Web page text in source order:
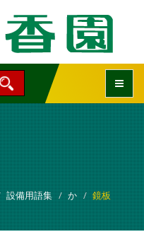
設備用語集 か 鏡板